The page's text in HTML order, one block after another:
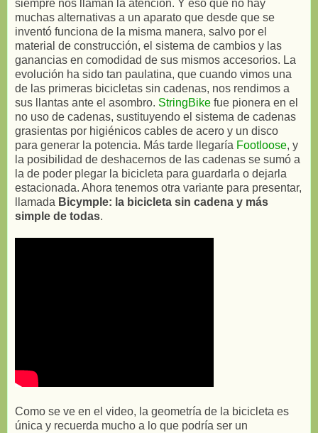
siempre nos llaman la atención. Y eso que no hay
muchas alternativas a un aparato que desde que se
inventó funciona de la misma manera, salvo por el
material de construcción, el sistema de cambios y las
ganancias en comodidad de sus mismos accesorios. La
evolución ha sido tan paulatina, que cuando vimos una
de las primeras bicicletas sin cadenas, nos rendimos a
sus llantas ante el asombro. StringBike fue pionera en el
no uso de cadenas, sustituyendo el sistema de cadenas
grasientas por higiénicos cables de acero y un disco
para generar la potencia. Más tarde llegaría Footloose, y
la posibilidad de deshacernos de las cadenas se sumó a
la de poder plegar la bicicleta para guardarla o dejarla
estacionada. Ahora tenemos otra variante para presentar,
llamada Bicymple: la bicicleta sin cadena y más
simple de todas.
Como se ve en el video, la geometría de la bicicleta es
única y recuerda mucho a lo que podría ser un